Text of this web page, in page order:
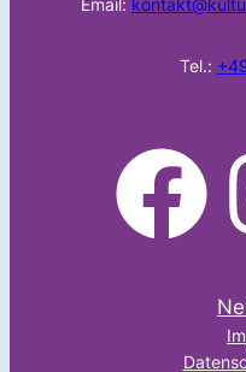
Email:
Tel.:
facebook